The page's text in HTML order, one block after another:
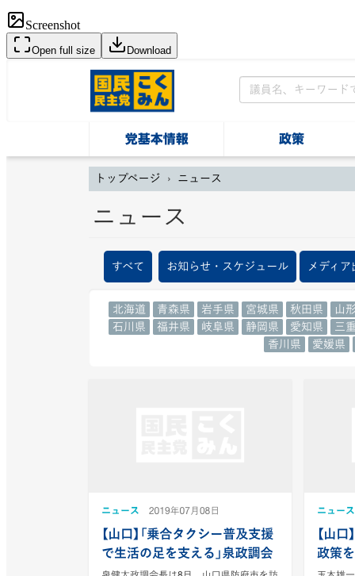
Screenshot
Open full size Download